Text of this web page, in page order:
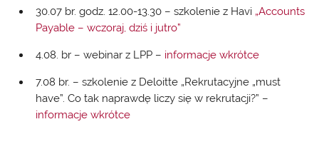
30.07 br. godz. 12.00-13.30 – szkolenie z Havi „Accounts
Payable – wczoraj, dziś i jutro”
4.08. br – webinar z LPP – informacje wkrótce
7.08 br. – szkolenie z Deloitte „Rekrutacyjne „must
have”. Co tak naprawdę liczy się w rekrutacji?” –
informacje wkrótce